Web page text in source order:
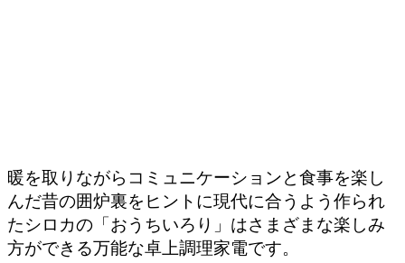
暖を取りながらコミュニケーションと食事を楽し
んだ昔の囲炉裏をヒントに現代に合うよう作られ
たシロカの「おうちいろり」はさまざまな楽しみ
方ができる万能な卓上調理家電です。